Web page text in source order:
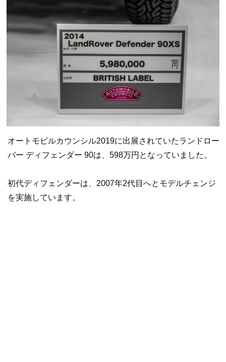
オートモビルカウンシル2019に出展されていたランドロー
バー ディフェンダー 90は、598万円となっていました。
初代ディフェンダーは、2007年2代目へとモデルチェンジ
を実施しています。